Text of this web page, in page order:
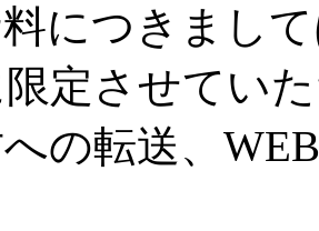
につきまし
定させてい
の転送、